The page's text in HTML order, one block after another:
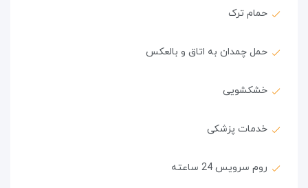
حمام ترک
حمل چمدان به اتاق و بالعکس
خشکشویی
خدمات پزشکی
روم سرویس 24 ساعته